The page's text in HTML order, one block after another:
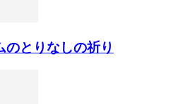
とりなしの祈り